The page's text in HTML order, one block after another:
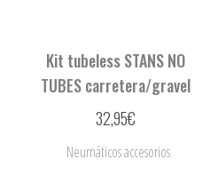
Kit tubeless STANS NO
TUBES carretera/gravel
32,95€
Neumáticos accesorios